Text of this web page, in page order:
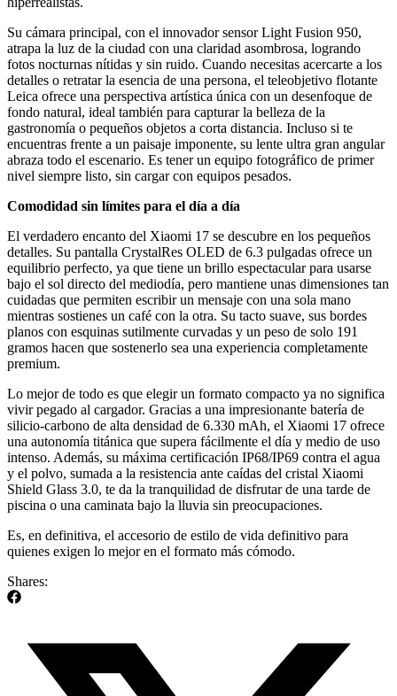
Su cámara principal, con el innovador sensor Light Fusion 950,
atrapa la luz de la ciudad con una claridad asombrosa, logrando
fotos nocturnas nítidas y sin ruido. Cuando necesitas acercarte a los
detalles o retratar la esencia de una persona, el teleobjetivo flotante
Leica ofrece una perspectiva artística única con un desenfoque de
fondo natural, ideal también para capturar la belleza de la
gastronomía o pequeños objetos a corta distancia. Incluso si te
encuentras frente a un paisaje imponente, su lente ultra gran angular
abraza todo el escenario. Es tener un equipo fotográfico de primer
nivel siempre listo, sin cargar con equipos pesados.
Comodidad sin límites para el día a día
El verdadero encanto del Xiaomi 17 se descubre en los pequeños
detalles. Su pantalla CrystalRes OLED de 6.3 pulgadas ofrece un
equilibrio perfecto, ya que tiene un brillo espectacular para usarse
bajo el sol directo del mediodía, pero mantiene unas dimensiones tan
cuidadas que permiten escribir un mensaje con una sola mano
mientras sostienes un café con la otra. Su tacto suave, sus bordes
planos con esquinas sutilmente curvadas y un peso de solo 191
gramos hacen que sostenerlo sea una experiencia completamente
premium.
Lo mejor de todo es que elegir un formato compacto ya no significa
vivir pegado al cargador. Gracias a una impresionante batería de
silicio-carbono de alta densidad de 6.330 mAh, el Xiaomi 17 ofrece
una autonomía titánica que supera fácilmente el día y medio de uso
intenso. Además, su máxima certificación IP68/IP69 contra el agua
y el polvo, sumada a la resistencia ante caídas del cristal Xiaomi
Shield Glass 3.0, te da la tranquilidad de disfrutar de una tarde de
piscina o una caminata bajo la lluvia sin preocupaciones.
Es, en definitiva, el accesorio de estilo de vida definitivo para
quienes exigen lo mejor en el formato más cómodo.
Shares: